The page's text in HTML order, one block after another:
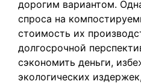
дорогим вариантом.
спроса на
стоимость их
долгосрочной
сэкономить деньги,
экологических